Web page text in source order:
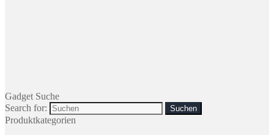
Gadget Suche
Search for:
Produktkategorien